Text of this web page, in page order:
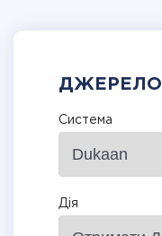
Система
Дія